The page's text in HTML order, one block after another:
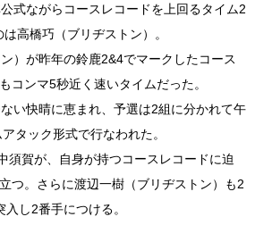
式ながらコースレコードを上回るタイム2
高橋巧（ブリヂストン）。
）が昨年の鈴鹿2&4でマークしたコース
コンマ5秒近く速いタイムだった。
い快晴に恵まれ、予選は2組に分かれて午
タック形式で行なわれた。
賀が、自身が持つコースレコードに迫
つ。さらに渡辺一樹（ブリヂストン）も2
し2番手につける。